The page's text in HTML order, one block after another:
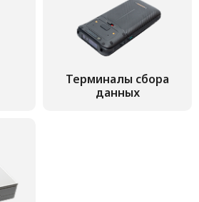
Терминалы сбора
данных